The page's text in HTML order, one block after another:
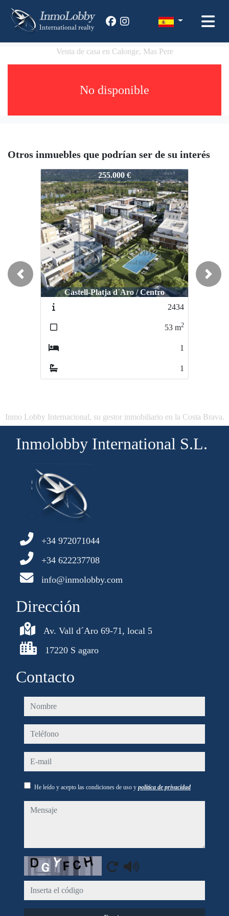
Venta de casa en Calonge, Mas Pere
No disponible
Otros inmuebles que podrían ser de su interés
0982
255.000 €
Castell-Platja d´Aro / Centro
2434
53 m2
1
1
Previous Next
Inmo Lobby Internacional, su gestor inmobiliario en la Costa Brava.
Inmolobby International S.L.
+34 972071044
+34 622237708
info@inmolobby.com
Dirección
Av. Vall d´Aro 69-71, local 5
17220 S agaro
Contacto
nombre
teléfono
e-mail
He leído y acepto las condiciones de uso y política de privacidad
mensaje
Captcha